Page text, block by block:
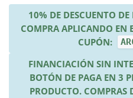
10% DE DESCUENTO
COMPRA APLICANDO EN
CUPÓN:
FINANCIACIÓN SIN
BOTÓN DE PAGA EN 3
PRODUCTO. COMPRAS